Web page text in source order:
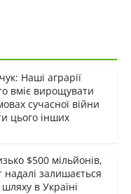
Наші аграрії
вміє вирощувати
сучасної війни
цього інших
$500 мільйонів,
залишається
в Україні